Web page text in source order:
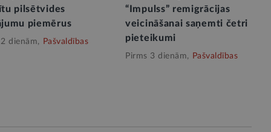
pilsētvides
piemērus
2 dienām, Pašvaldības
“Impulss” remigrācijas
veicināšanai saņemti četri
pieteikumi
Pirms 3 dienām, Pašvaldības